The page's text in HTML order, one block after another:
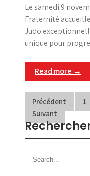
Le samedi 9
Fraternité
Judo
unique pour
Read more →
des
Précédent 1
Suivant